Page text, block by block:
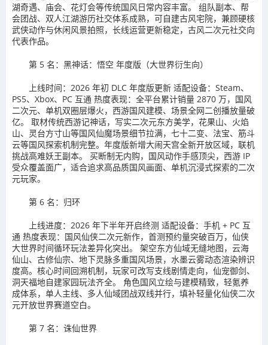
湖奇遇、庙会、花灯会等传统国风日常内容丰富。 组队副本、帮
会团战、双人江湖游历社交体系成熟，可自建古风宅院，兼顾硬核
武侠动作与休闲风景拍照，长线运营更新稳定，古风二次元社交向
代表作品。
第 5 名：黑神话：悟空 年度版（大世界衍生向）
上线时间：2026 年初 DLC 年度版更新 适配设备：Steam、
PS5、Xbox、PC 互通 热度表现：全平台累计销量 2870 万，国风
二次元、单机双圈层爆火，西游国风建模、场景全网二创播放量破
亿。 取材传统西游记神话，写实二次元东方美学，花果山、火焰
山、灵台方寸山等国风仙魔场景细节拉满，七十二变、法宝、筋斗
云等国风探索机制完整。年度版新增大闹天宫全新开放区域，联机
挑战高难妖王副本。 买断制无内购，国风动作手感顶尖，西游 IP
受众覆盖面广，适合追求高品质国风画面、单机沉浸式探索的二次
元玩家。
第 6 名：归环
上线进度：2026 年下半年开启终测 适配设备：手机 + PC 互
通 热度表现：国风仙侠二次元新作，首测预约量突破百万，仙侠
大世界时间循环玩法差异化突出。 架空东方仙域无缝地图，云海
仙山、古修仙宗、地下灵脉多重国风场景，水墨云雾动态渲染辨识
度高。核心时间回溯机制，玩家可改写支线剧情走向，仙宠御剑、
洞天福地自建家园玩法齐全。 角色国风立绘与建模精致，轻氪养
成体系，单人主线、多人仙域团战双线并行，填补轻量化仙侠二次
元开放世界赛道空白。
第 7 名：诛仙世界